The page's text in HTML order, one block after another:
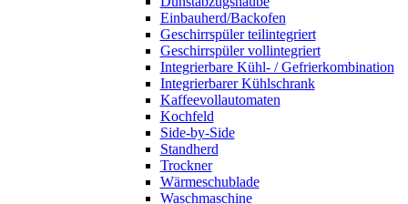
Einbauherd/Backofen
Geschirrspüler teilintegriert
Geschirrspüler vollintegriert
Integrierbare Kühl- / Gefrierkombination
Integrierbarer Kühlschrank
Kaffeevollautomaten
Kochfeld
Side-by-Side
Standherd
Trockner
Wärmeschublade
Waschmaschine